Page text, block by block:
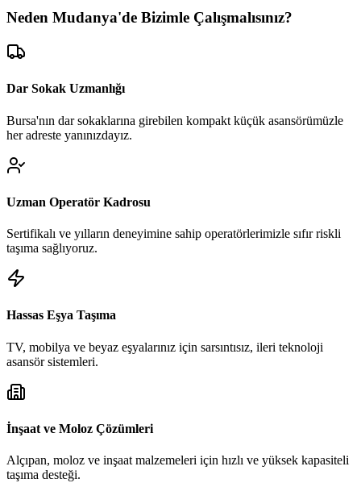
Neden Mudanya'de Bizimle Çalışmalısınız?
Dar Sokak Uzmanlığı
Bursa'nın dar sokaklarına girebilen kompakt küçük asansörümüzle
her adreste yanınızdayız.
Uzman Operatör Kadrosu
Sertifikalı ve yılların deneyimine sahip operatörlerimizle sıfır riskli
taşıma sağlıyoruz.
Hassas Eşya Taşıma
TV, mobilya ve beyaz eşyalarınız için sarsıntısız, ileri teknoloji
asansör sistemleri.
İnşaat ve Moloz Çözümleri
Alçıpan, moloz ve inşaat malzemeleri için hızlı ve yüksek kapasiteli
taşıma desteği.